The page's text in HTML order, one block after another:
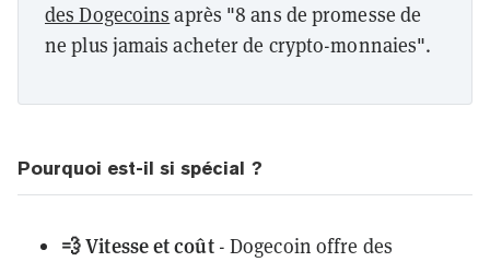
des Dogecoins après "8 ans de promesse de
ne plus jamais acheter de crypto-monnaies".
Pourquoi est-il si spécial ?
💨 Vitesse et coût- Dogecoin offre des